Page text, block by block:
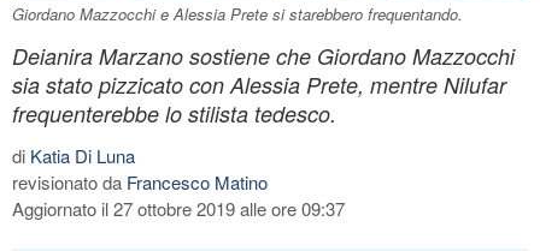
Giordano Mazzocchi e Alessia Prete si starebbero frequentando.
Deianira Marzano sostiene che Giordano Mazzocchi
sia stato pizzicato con Alessia Prete, mentre Nilufar
frequenterebbe lo stilista tedesco.
di Katia Di Luna
revisionato da Francesco Matino
Aggiornato il 27 ottobre 2019 alle ore 09:37